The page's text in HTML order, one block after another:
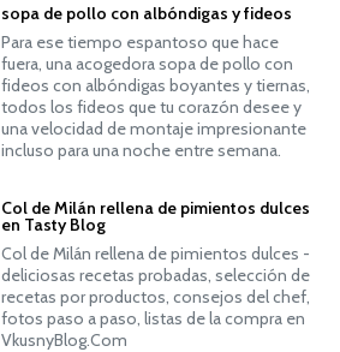
sopa de pollo con albóndigas y fideos
Para ese tiempo espantoso que hace
fuera, una acogedora sopa de pollo con
fideos con albóndigas boyantes y tiernas,
todos los fideos que tu corazón desee y
una velocidad de montaje impresionante
incluso para una noche entre semana.
Col de Milán rellena de pimientos dulces
en Tasty Blog
Col de Milán rellena de pimientos dulces -
deliciosas recetas probadas, selección de
recetas por productos, consejos del chef,
fotos paso a paso, listas de la compra en
VkusnyBlog.Com